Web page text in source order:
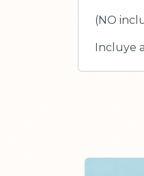
(NO
Incluye